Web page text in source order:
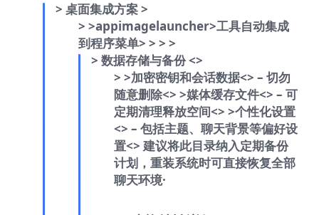
> 桌面集成方案>
> >appimagelauncher>工具自动集成
到程序菜单> > > >
> 数据存储与备份 <>
> >加密密钥和会话数据<> – 切勿
随意删除<> >媒体缓存文件<> – 可
定期清理释放空间<> >个性化设置
<> – 包括主题、聊天背景等偏好设
置<> 建议将此目录纳入定期备份
计划，重装系统时可直接恢复全部
聊天环境·